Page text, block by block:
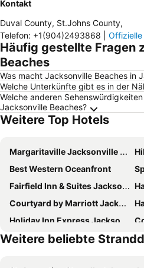
Kontakt
Duval County, St.Johns County,
Telefon: +1(904)2493868 Offizielle
Häufig gestellte Fragen
Beaches
Was macht Jacksonville Beaches in
Welche Unterkünfte gibt es in der
Welche anderen
Jacksonville Beaches?
Weitere Top Hotels
Margaritaville Jacksonville Beach
Best Western Oceanfront
Fairfield Inn & Suites Jacksonville Beach
Courtyard by Marriott Jacksonville Beach Oceanfront
Holiday Inn Express Jacksonville Beach By Ihg
Casa Marina Hotel & Restaurant - Jacksonville Beach
Weitere beliebte